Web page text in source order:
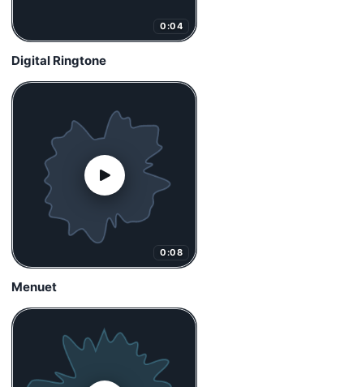
0:04
Digital Ringtone
0:08
Menuet